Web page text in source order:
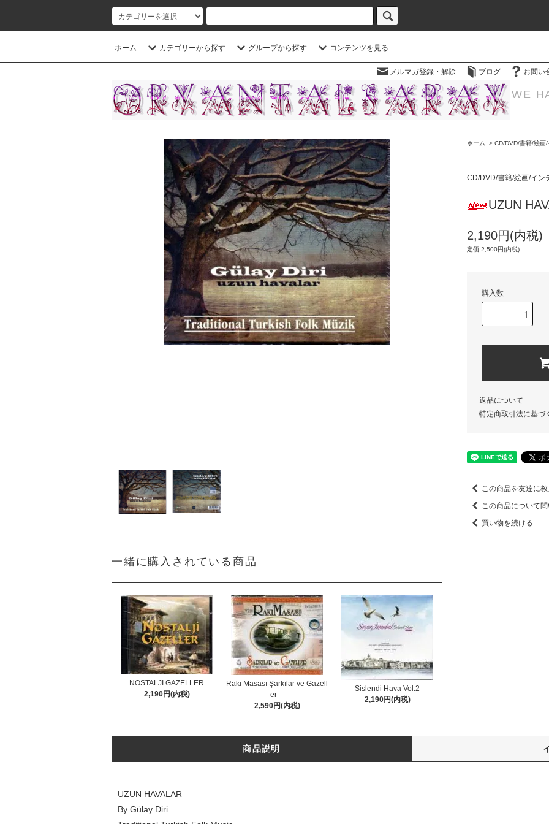
ホーム カテゴリーから探す グループから探す コンテンツを見る
メルマガ登録・解除 ブログ お問い
WE
一緒に購入されている商品
NOSTALJI GAZELLER
2,190円(内税)
Rakı Masası Şarkılar ve Gazell
er
2,590円(内税)
Sislendi Hava Vol.2
2,190円(内税)
ホーム > CD/DVD/書籍/絵画
CD/DVD/書籍/絵画/イン
UZUN
2,190円(内税)
定価 2,500円(内税)
購入数
返品について
特定商取引法に基づ
この商品を友達に
この商品について
買い物を続ける
商品説明
UZUN HAVALAR
By Gülay Diri